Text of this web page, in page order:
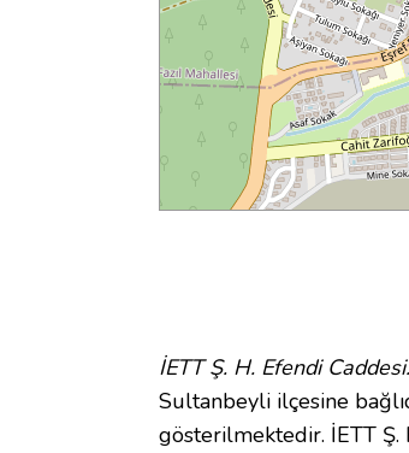
İETT Ş. H. Efendi
Sultanbeyli ilçesine
gösterilmektedir. İETT Ş.